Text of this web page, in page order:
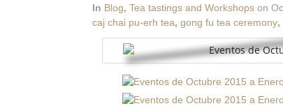
In Blog, Tea tastings and Workshops on
caj chai pu-erh tea, gong fu tea ceremony,